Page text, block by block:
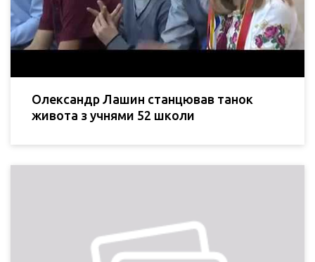
Олександр Лашин станцював танок
живота з учнями 52 школи